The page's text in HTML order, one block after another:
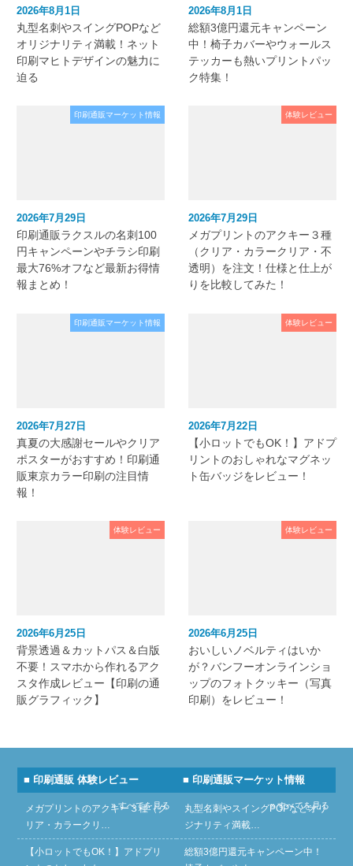
2026年8月1日
丸型名刺やスイングPOPなど
オリジナリティ満載！ネット
印刷マヒトデザインの魅力に
迫る
2026年8月1日
総額3億円還元キャンペーン
中！椅子カバーやウォールス
テッカーも熱いプリントパッ
ク特集！
印刷通販マーケット情報
2026年7月29日
印刷通販ラクスルの名刺100
円キャンペーンやチラシ印刷
最大76%オフなど最新お得情
報まとめ！
体験レビュー
2026年7月29日
メガプリントのアクキー３種
（クリア・カラークリア・不
透明）を注文！仕様と仕上が
りを比較してみた！
印刷通販マーケット情報
2026年7月27日
真夏の大感謝セールやクリア
ポスターがおすすめ！印刷通
販東京カラー印刷の注目情
報！
体験レビュー
2026年7月22日
【小ロットでもOK！】アドプ
リントのおしゃれなマグネッ
ト缶バッジをレビュー！
体験レビュー
2026年6月25日
背景透過＆カットパス＆白版
不要！スマホから作れるアク
スタ作成レビュー【印刷の通
販グラフィック】
体験レビュー
2026年6月25日
おいしいノベルティはいか
が？バンフーオンラインショ
ップのフォトクッキー（写真
印刷）をレビュー！
■ 印刷通販 体験レビュー
» すべてを見る
メガプリントのアクキー３種（ク
リア・カラークリ…
【小ロットでもOK！】アドプリ
■ 印刷通販マーケット情報
» すべてを見る
丸型名刺やスイングPOPなどオリ
ジナリティ満載…
総額3億円還元キャンペーン中！